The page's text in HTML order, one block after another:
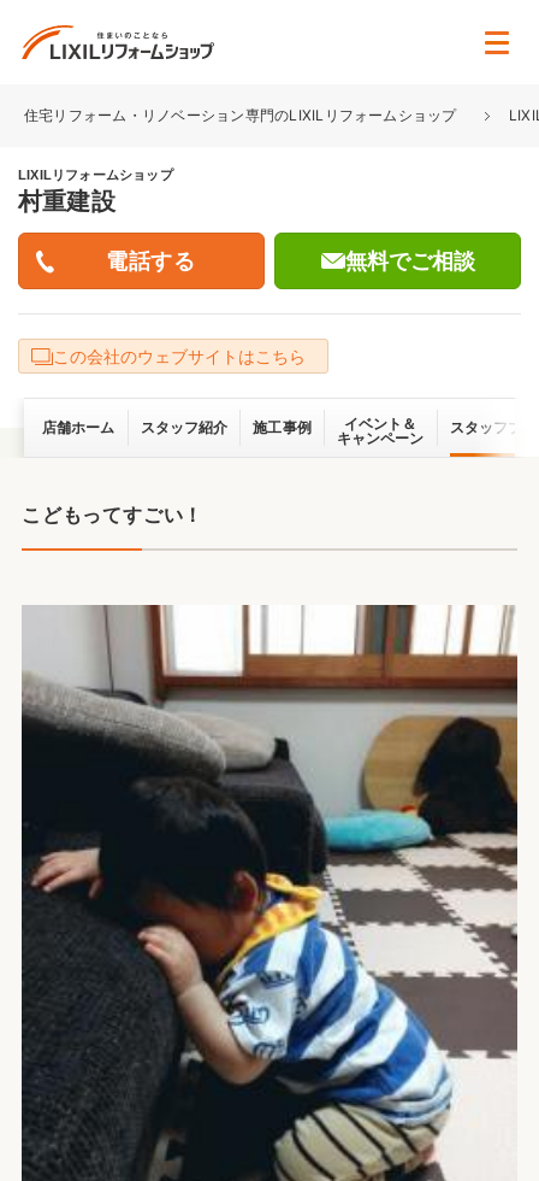
住宅リフォーム・リノベーション専門のLIXILリフォームショップ
LIXILリフォームショップ
村重建設
無料でご相談
この会社のウェブサイトはこちら
店舗ホーム スタッフ紹介 施工事例
イベント＆
キャンペーン
スタッフブ
こどもってすごい！